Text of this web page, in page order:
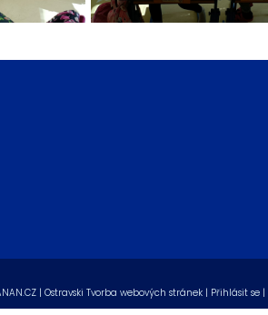
| Ostravski Tvorba webových stránek | Přihlásit se |